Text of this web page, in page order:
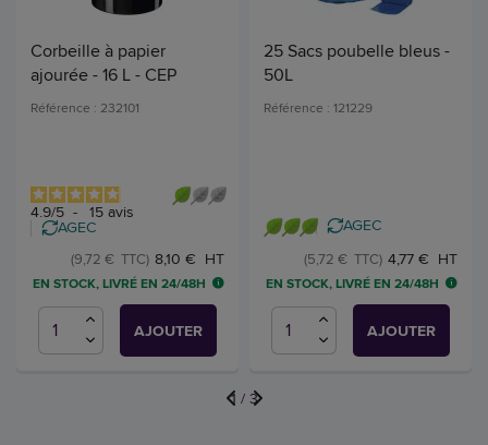
Corbeille à papier
ajourée - 16 L - CEP
Référence : 232101
4.9/5 - 15 avis
AGEC
8,10 € HT
(9,72 € TTC)
EN STOCK, LIVRÉ EN 24/48H
AJOUTER
25 Sacs poubelle bleus -
50L
Référence : 121229
AGEC
4,77 € HT
(5,72 € TTC)
EN STOCK, LIVRÉ EN 24/48H
AJOUTER
1 / 3